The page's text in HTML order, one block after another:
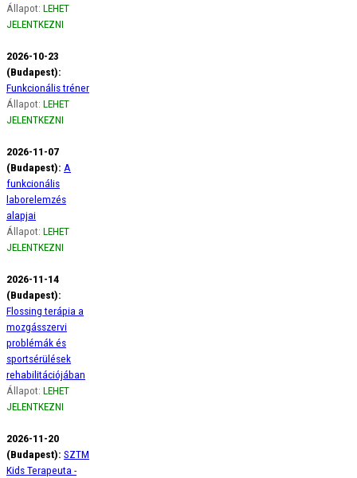
Állapot: LEHET
JELENTKEZNI
2026-10-23
(Budapest):
Funkcionális tréner
Állapot: LEHET
JELENTKEZNI
2026-11-07
(Budapest): A
funkcionális
laborelemzés
alapjai
Állapot: LEHET
JELENTKEZNI
2026-11-14
(Budapest):
Flossing terápia a
mozgásszervi
problémák és
sportsérülések
rehabilitációjában
Állapot: LEHET
JELENTKEZNI
2026-11-20
(Budapest): SZTM
Kids Terapeuta -